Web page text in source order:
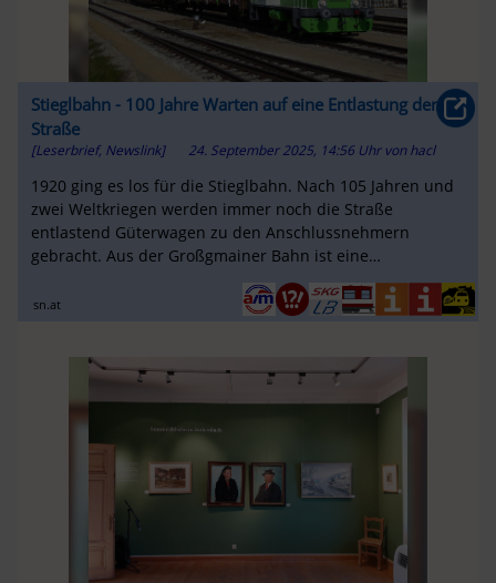
Stieglbahn - 100 Jahre Warten auf eine Entlastung der
Straße
[Leserbrief, Newslink] 24. September 2025, 14:56 Uhr vonhacl
1920 ging es los für die Stieglbahn. Nach 105 Jahren und
zwei Weltkriegen werden immer noch die Straße
entlastend Güterwagen zu den Anschlussnehmern
gebracht. Aus der Großgmainer Bahn ist eine
Schleppbahn mit beschränkt öffentlichem Ver...
sn.at